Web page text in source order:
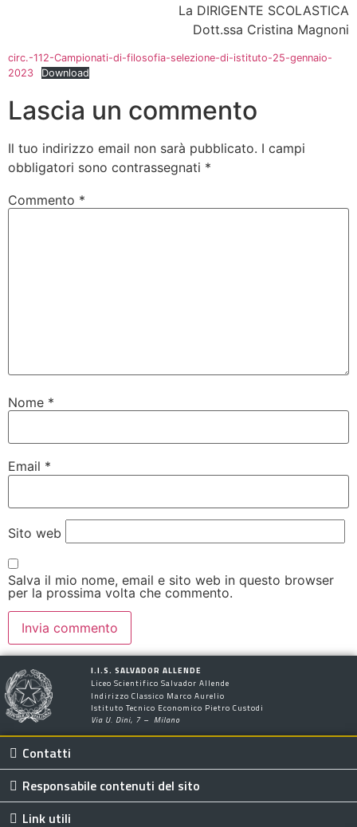
La DIRIGENTE SCOLASTICA
Dott.ssa Cristina Magnoni
circ.-112-Campionati-di-filosofia-selezione-di-istituto-25-gennaio-
2023
Download
Lascia un commento
Il tuo indirizzo email non sarà pubblicato. I campi
obbligatori sono contrassegnati *
Commento *
Nome *
Email *
Sito web
Salva il mio nome, email e sito web in questo browser
per la prossima volta che commento.
I.I.S. SALVADOR ALLENDE
Liceo Scientifico Salvador Allende
Indirizzo Classico Marco Aurelio
Istituto Tecnico Economico Pietro Custodi
Via U. Dini, 7 – Milano
Contatti
Responsabile contenuti del sito
Link utili